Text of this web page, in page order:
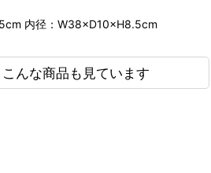
内径：W38×D10×H8.5cm
んな商品も見ています